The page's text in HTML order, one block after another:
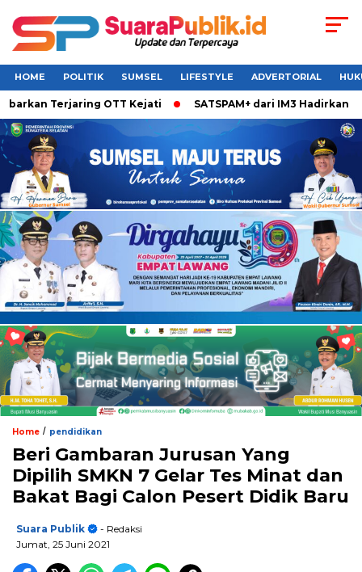
HOME POLITIK SUMSEL LIFESTYLE ADVERTORIAL
Terjaring OTT Kejati SATSPAM+ dari IM3 Hadirkan
Home / pendidikan
Beri Gambaran Jurusan Yang
Dipilih SMKN 7 Gelar Tes Minat dan
Bakat Bagi Calon Pesert Didik Baru
Suara Publik
- Redaksi
Jumat, 25 Juni 2021